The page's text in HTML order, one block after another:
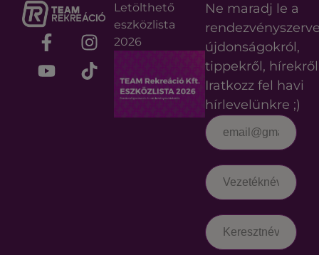
Letölthető
eszközlista
2026
Ne maradj le a
újdonságokról,
tippekről,
Iratkozz fel havi
hírlevelünkre ;)